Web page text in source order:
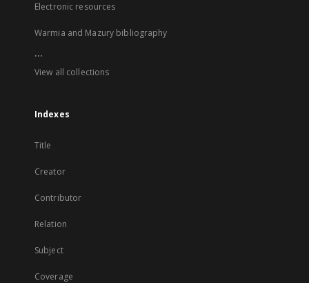
Electronic resources
Warmia and Mazury bibliography
...
View all collections
Indexes
Title
Creator
Contributor
Relation
Subject
Coverage